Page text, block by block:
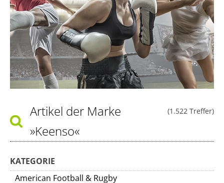
(1.522 Treffer)
Artikel der Marke
»Keenso«
KATEGORIE
American Football & Rugby